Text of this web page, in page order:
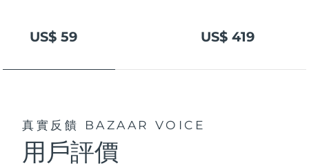
US$ 59 US$ 419
真實反饋 BAZAAR VOICE
用戶評價